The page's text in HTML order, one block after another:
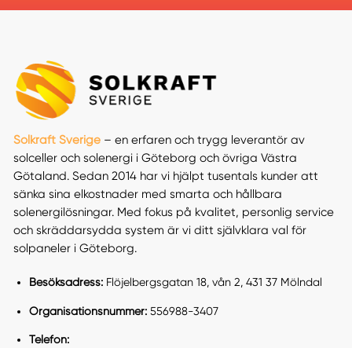
Solkraft Sverige– en erfaren och trygg leverantör av
solceller och solenergi i Göteborg och övriga Västra
Götaland. Sedan 2014 har vi hjälpt tusentals kunder att
sänka sina elkostnader med smarta och hållbara
solenergilösningar. Med fokus på kvalitet, personlig service
och skräddarsydda system är vi ditt självklara val för
solpaneler i Göteborg.
Besöksadress: Flöjelbergsgatan 18, vån 2, 431 37 Mölndal
Organisationsnummer: 556988-3407
Telefon: